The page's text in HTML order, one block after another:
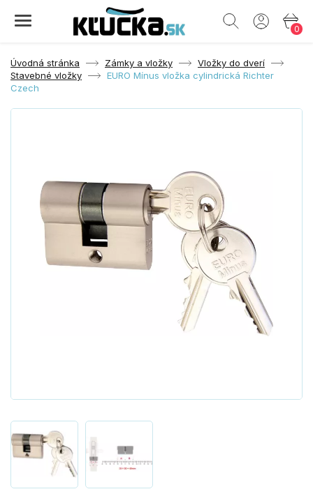
0
Úvodná stránka Zámky a vložky
Vložky do dverí
Stavebné vložky
EURO Mínus vložka cylindrická Richter
Czech